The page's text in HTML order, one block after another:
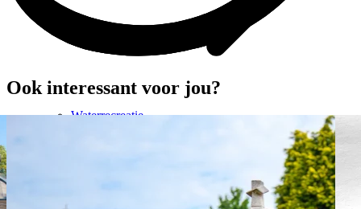
Waterrecreatie
Ook interessant voor jou?